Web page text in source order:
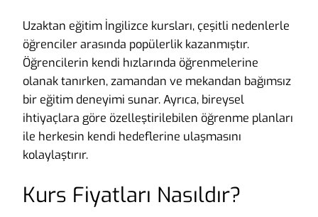
Uzaktan eğitim İngilizce kursları, çeşitli nedenlerle
öğrenciler arasında popülerlik kazanmıştır.
Öğrencilerin kendi hızlarında öğrenmelerine
olanak tanırken, zamandan ve mekandan bağımsız
bir eğitim deneyimi sunar. Ayrıca, bireysel
ihtiyaçlara göre özelleştirilebilen öğrenme planları
ile herkesin kendi hedeflerine ulaşmasını
kolaylaştırır.
Kurs Fiyatları Nasıldır?